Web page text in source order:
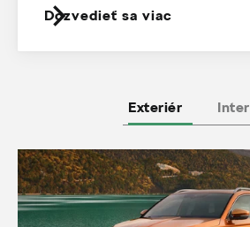
Dozvedieť sa viac
Exteriér